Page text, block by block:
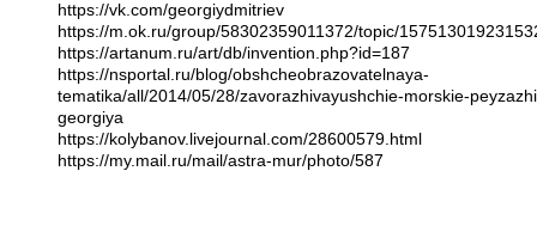
https://vk.com/georgiydmitriev
https://m.ok.ru/group/58302359011372/topic/
https://artanum.ru/art/db/invention.php?id=187
https://nsportal.ru/blog/obshcheobrazovatelnaya-
tematika/all/2014/05/28/zavorazhivayushchie-morskie-
georgiya
https://kolybanov.livejournal.com/28600579.html
https://my.mail.ru/mail/astra-mur/photo/587